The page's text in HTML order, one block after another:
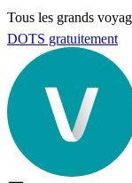
Tous les grands
DOTS gratuitement